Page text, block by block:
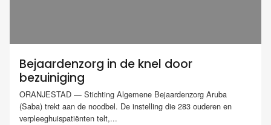
Bejaardenzorg in de knel door
bezuiniging
ORANJESTAD — Stichting Algemene Bejaardenzorg Aruba
(Saba) trekt aan de noodbel. De instelling die 283 ouderen en
verpleeghuispatiënten telt,...